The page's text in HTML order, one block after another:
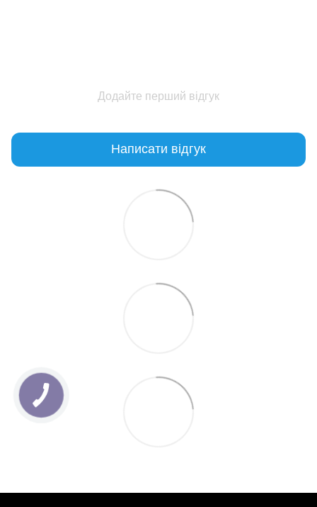
Додайте перший відгук
Написати відгук